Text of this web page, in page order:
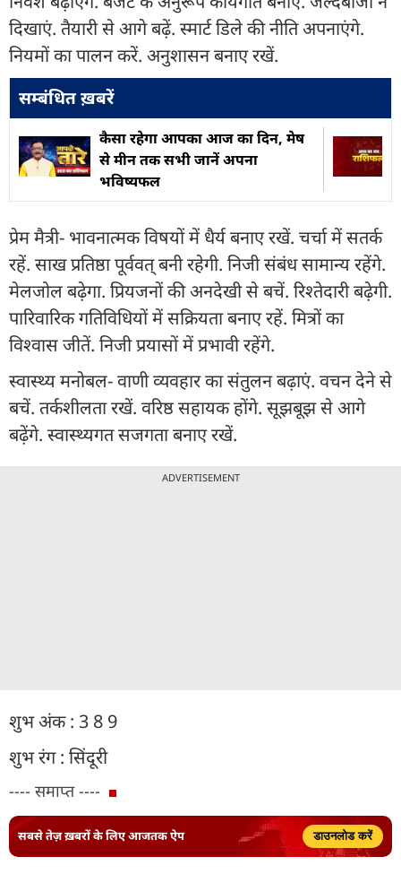
दिखाएं. तैयारी से आगे बढ़ें. स्मार्ट डिले की नीति अपनाएंगे.
नियमों का पालन करें. अनुशासन बनाए रखें.
सम्बंधित ख़बरें
कैसा रहेगा आपका आज का द‍िन, मेष
से मीन तक सभी जानें अपना
भविष्यफल
प्रेम मैत्री- भावनात्मक विषयों में धैर्य बनाए रखें. चर्चा में सतर्क
रहें. साख प्रतिष्ठा पूर्ववत् बनी रहेगी. निजी संबंध सामान्य रहेंगे.
मेलजोल बढ़ेगा. प्रियजनों की अनदेखी से बचें. रिश्तेदारी बढ़ेगी.
पारिवारिक गतिविधियों में सक्रियता बनाए रहें. मित्रों का
विश्वास जीतें. निजी प्रयासों में प्रभावी रहेंगे.
स्वास्थ्य मनोबल- वाणी व्यवहार का संतुलन बढ़ाएं. वचन देने से
बचें. तर्कशीलता रखें. वरिष्ठ सहायक होंगे. सूझबूझ से आगे
बढ़ेंगे. स्वास्थ्यगत सजगता बनाए रखें.
ADVERTISEMENT
शुभ अंक : 3 8 9
शुभ रंग : सिंदूरी
---- समाप्त ----
सबसे तेज़ ख़बरों के लिए आजतक ऐप डाउनलोड करें